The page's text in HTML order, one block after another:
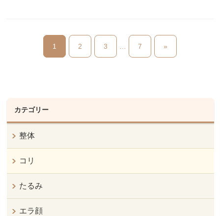
1 2 3 … 7 »
カテゴリー
整体
コリ
たるみ
エラ顔